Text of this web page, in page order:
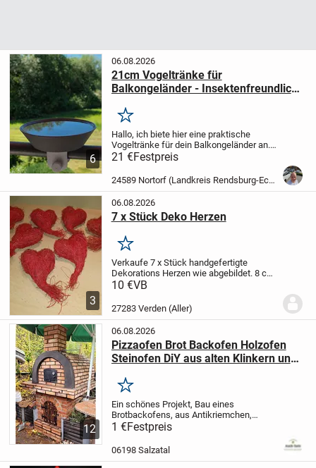
6
06.08.2026
21cm Vogeltränke für
Balkongeländer - Insektenfreundlich,
Merken
Hallo, ich biete hier eine praktische
Vogeltränke für dein Balkongeländer an.
Sie wurde speziell entworfen, um den
gefiederten Freunden eine sichere
Wasserstelle zu bieten und lässt sich
21 €Festpreis
24589 Nortorf (Landkreis Rendsburg-Eckernförde)
3
06.08.2026
7 x Stück Deko Herzen
Merken
Verkaufe 7 x Stück handgefertigte
Dekorations Herzen wie abgebildet. 8 cm
breit und 13 cm hoch. Einzelstückpreis
Versandkosten. Privatverkauf ohne
Rücknahme Garantie !!!
10 €VB
27283 Verden (Aller)
12
06.08.2026
Pizzaofen Brot Backofen Holzofen
Steinofen DiY aus alten Klinkern und
Merken
Ein schönes Projekt, Bau eines
Brotbackofens, aus Antikriemchen,
geschnitten, sowie aus
historischen Backsteinen.
wurden alte Mauersteine,
1 €Festpreis
06198 Salzatal